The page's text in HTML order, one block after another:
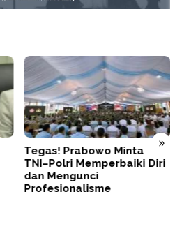
»
Tegas! Prabowo Minta
TNI–Polri Memperbaiki Diri
dan Mengunci
Profesionalisme